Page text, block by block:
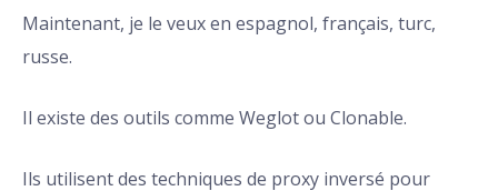
Maintenant, je le veux en espagnol, français, turc,
russe.
Il existe des outils comme Weglot ou Clonable.
Ils utilisent des techniques de proxy inversé pour